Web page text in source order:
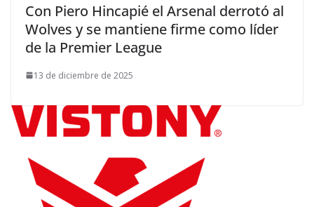
Con Piero Hincapié el Arsenal derrotó al
Wolves y se mantiene firme como líder
de la Premier League
13 de diciembre de 2025